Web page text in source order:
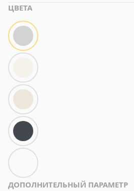
ЦВЕТА
ДОПОЛНИТЕЛЬНЫЙ ПАРАМЕТР